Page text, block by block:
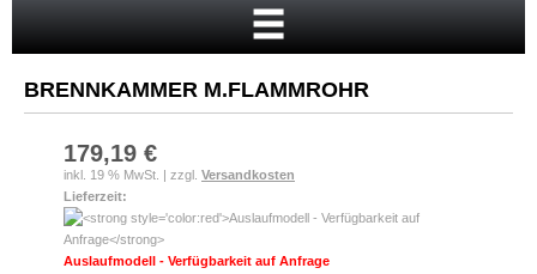
Neukunde?
Kasse
Anmelden
BRENNKAMMER M.FLAMMROHR
179,19 €
inkl. 19 % MwSt. | zzgl. Versandkosten
Lieferzeit:
Auslaufmodell - Verfügbarkeit auf Anfrage